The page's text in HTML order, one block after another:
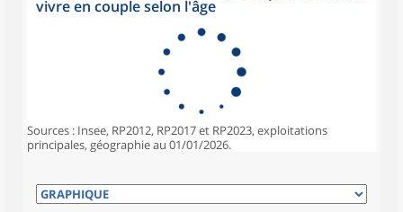
vivre en couple selon l'âge
Sources : Insee, RP2012, RP2017 et RP2023, exploitations
principales, géographie au 01/01/2026.